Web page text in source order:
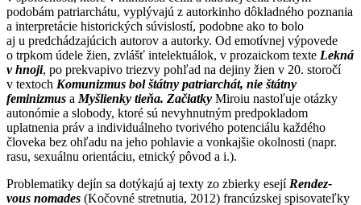
podobám patriarchátu, vyplývajú z autorkinho dôkladného poznania
a interpretácie historických súvislostí, podobne ako to bolo
aj u predchádzajúcich autorov a autorky. Od emotívnej výpovede
o trpkom údele žien, zvlášť intelektuálok, v prozaickom texte Lekná
v hnoji, po prekvapivo triezvy pohľad na dejiny žien v 20. storočí
v textoch Komunizmus bol štátny patriarchát, nie štátny
feminizmus a Myšlienky tieňa. Začiatky Miroiu nastoľuje otázky
autonómie a slobody, ktoré sú nevyhnutným predpokladom
uplatnenia práv a individuálneho tvorivého potenciálu každého
človeka bez ohľadu na jeho pohlavie a vonkajšie okolnosti (napr.
rasu, sexuálnu orientáciu, etnický pôvod a i.).
Problematiky dejín sa dotýkajú aj texty zo zbierky esejí Rendez-
vous nomades (Kočovné stretnutia, 2012) francúzskej spisovateľky